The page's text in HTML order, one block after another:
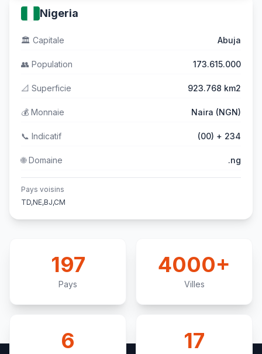
Nigeria
🏛️ Capitale Abuja
👥 Population 173.615.000
📐 Superficie 923.768 km2
💰 Monnaie Naira (NGN)
📞 Indicatif (00) + 234
🌐Domaine .ng
Pays voisins
TD,NE,BJ,CM
197
Pays
4000+
Villes
6 17